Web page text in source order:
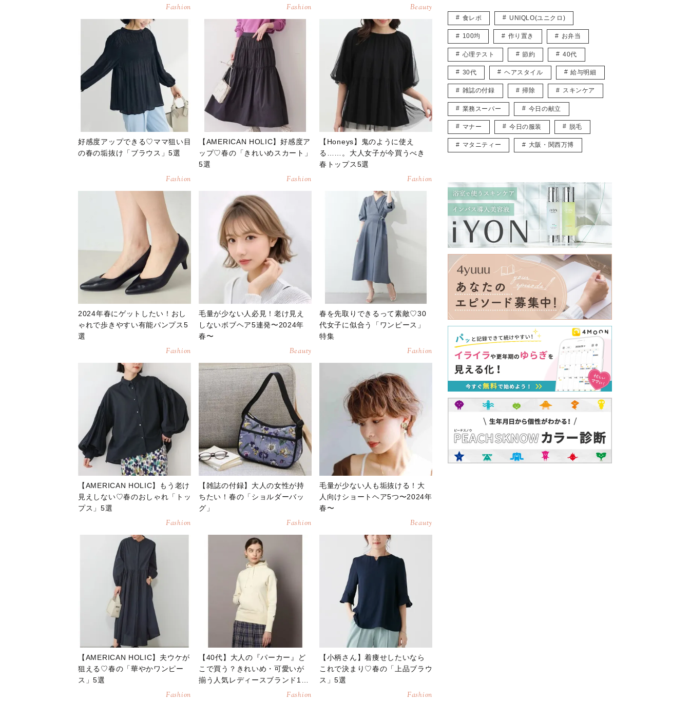
Fashion Fashion Beauty
好感度アップできる♡ママ狙い目
の春の垢抜け「ブラウス」5選
Fashion
【AMERICAN HOLIC】好感度ア
ップ♡春の「きれいめスカート」
5選
Fashion
【Honeys】鬼のように使え
る……。大人女子が今買うべき
春トップス5選
Fashion
2024年春にゲットしたい！おし
ゃれで歩きやすい有能パンプス5
選
Fashion
毛量が少ない人必見！老け見え
しないボブヘア5連発〜2024年
春〜
Beauty
春を先取りできるって素敵♡30
代女子に似合う「ワンピース」
特集
Fashion
【AMERICAN HOLIC】もう老け
見えしない♡春のおしゃれ「トッ
プス」5選
Fashion
【雑誌の付録】大人の女性が持
ちたい！春の「ショルダーバッ
グ」
Fashion
毛量が少ない人も垢抜ける！大
人向けショートヘア5つ〜2024年
春〜
Beauty
【AMERICAN HOLIC】夫ウケが
狙える♡春の「華やかワンピー
ス」5選
Fashion
【40代】大人の『パーカー』ど
こで買う？きれいめ・可愛いが
揃う人気レディースブランド12
Fashion
【小柄さん】着痩せしたいなら
これで決まり♡春の「上品ブラウ
ス」5選
Fashion
食レポ UNIQLO(ユニクロ)
100均 作り置き お弁当
心理テスト 節約 40代
30代 ヘアスタイル 給与明細
雑誌の付録 掃除 スキンケア
業務スーパー 今日の献立
マナー 今日の服装 脱毛
マタニティー 大阪・関西万博